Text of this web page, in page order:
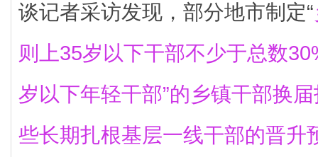
谈记者采访发现，部分地市制定“
则上35岁以下干部不少于总数
岁以下年轻干部”的乡镇干部换
些长期扎根基层一线干部的晋升